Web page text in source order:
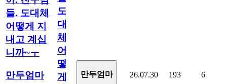
들. 도대체
어떻게 지
내고 계십
니까~ㅜ
만두엄마
도
대
체
어
떻
게
만두엄마 26.07.30 193 6